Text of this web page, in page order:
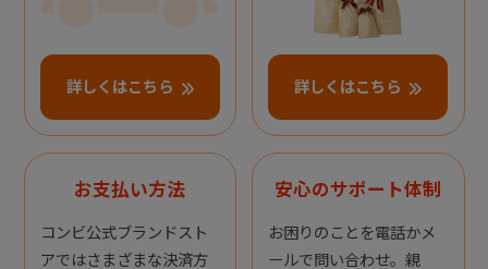
詳しくはこちら 詳しくはこちら
お支払い方法
コンビ公式ブランドスト
アではさまざまな決済方
安心のサポート体制
お困りのことを電話かメ
ールで問い合わせ。親